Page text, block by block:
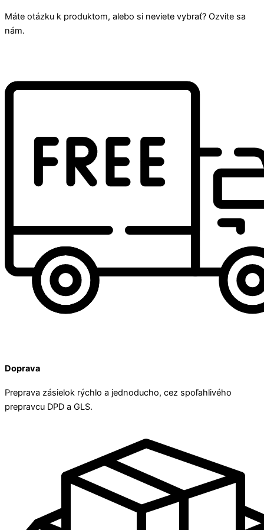
Máte otázku k produktom, alebo si neviete vybrať? Ozvite sa
nám.
Doprava
Preprava zásielok rýchlo a jednoducho, cez spoľahlivého
prepravcu DPD a GLS.